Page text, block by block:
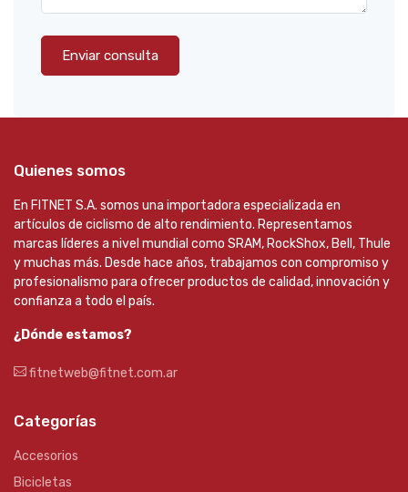
Enviar consulta
Quienes somos
En FITNET S.A. somos una importadora especializada en
artículos de ciclismo de alto rendimiento. Representamos
marcas líderes a nivel mundial como SRAM, RockShox, Bell, Thule
y muchas más. Desde hace años, trabajamos con compromiso y
profesionalismo para ofrecer productos de calidad, innovación y
confianza a todo el país.
¿Dónde estamos?
fitnetweb@fitnet.com.ar
Categorías
Accesorios
Bicicletas